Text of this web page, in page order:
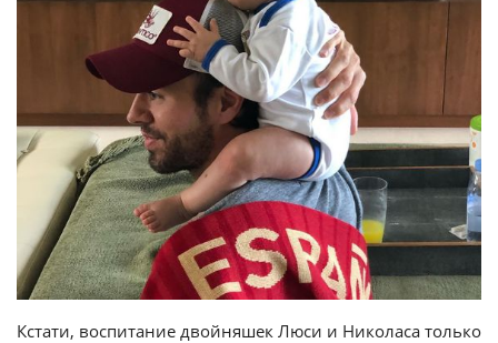
Кстати, воспитание двойняшек Люси и Николаса только